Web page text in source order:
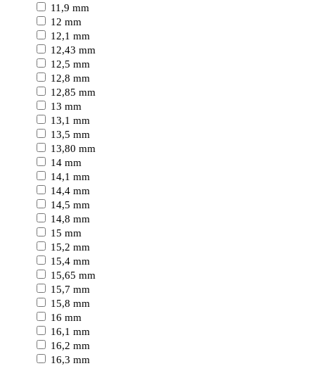
11,9 mm
12 mm
12,1 mm
12,43 mm
12,5 mm
12,8 mm
12,85 mm
13 mm
13,1 mm
13,5 mm
13,80 mm
14 mm
14,1 mm
14,4 mm
14,5 mm
14,8 mm
15 mm
15,2 mm
15,4 mm
15,65 mm
15,7 mm
15,8 mm
16 mm
16,1 mm
16,2 mm
16,3 mm